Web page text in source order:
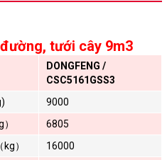
tưới cây 9m3
DONGFENG /
CSC5161GSS3
9000
6805
）
16000